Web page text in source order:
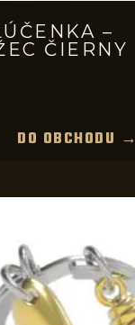
–
ČIERNY
DO OBCHODU →